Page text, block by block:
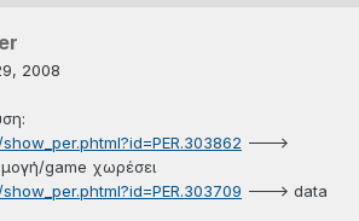
2008
--->
game χωρέσει
---> data